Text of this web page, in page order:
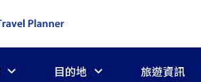
目的地 旅遊資訊